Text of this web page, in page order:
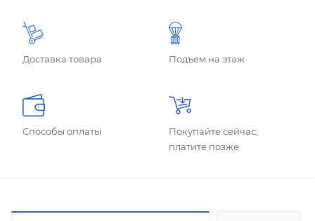
Доставка товара Подъем на этаж
Способы оплаты
Покупайте сейчас,
платите позже